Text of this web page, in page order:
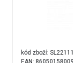
kód zboží:
EAN: